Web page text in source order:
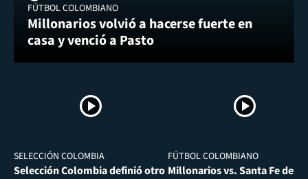
FÚTBOL COLOMBIANO
Millonarios volvió a hacerse fuerte en
casa y venció a Pasto
SELECCIÓN COLOMBIA
Selección Colombia definió otro
FÚTBOL COLOMBIANO
Millonarios vs. Santa Fe